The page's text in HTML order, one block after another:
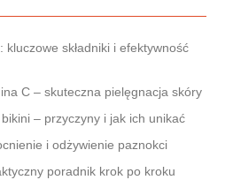
składniki i efektywność
C – skuteczna pielęgnacja skóry
– przyczyny i jak ich unikać
i odżywienie paznokci
poradnik krok po kroku